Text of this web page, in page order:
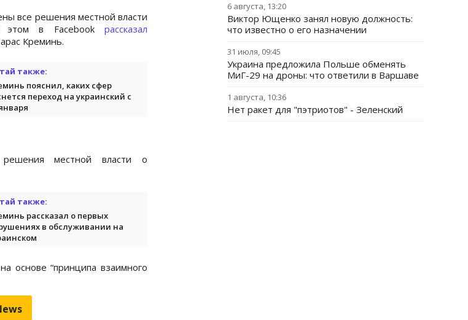
все решения местной власти
этом в Facebook рассказал
Креминь.
также:
пояснил, каких сфер
переход на украинский с
местной власти о
также:
рассказал о первых
в обслуживании на
основе “принципа взаимного
6 августа, 13:20
Виктор Ющенко занял новую должность:
что известно о его назначении
31 июля, 09:45
Украина предложила Польше обменять
МиГ-29 на дроны: что ответили в Варшаве
1 августа, 10:36
Нет ракет для "пэтриотов" - Зеленский